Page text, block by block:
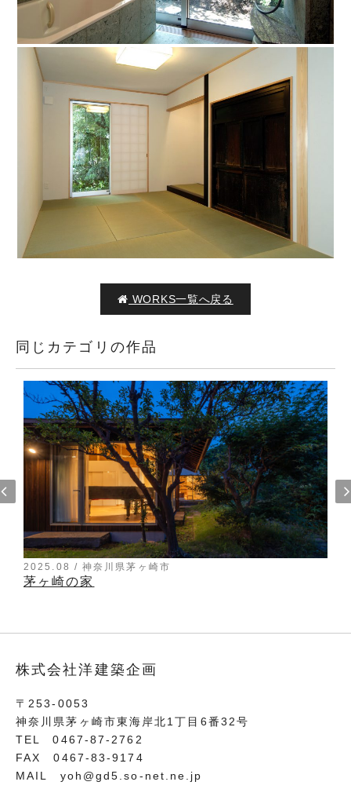
WORKS一覧へ戻る
同じカテゴリの作品
2025.08 / 神奈川県茅ヶ崎市
茅ヶ崎の家
株式会社洋建築企画
〒253-0053
神奈川県茅ヶ崎市東海岸北1丁目6番32号
TEL 0467-87-2762
FAX 0467-83-9174
MAIL yoh@gd5.so-net.ne.jp